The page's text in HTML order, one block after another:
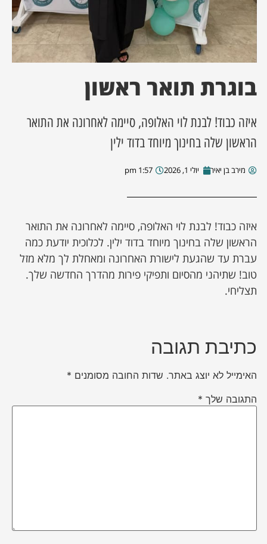
מסע מלחמה
השבוע
מקומית
עסקים
בוגרת תואר ראשון
איזה כבוד! לבנת לוי האלופה, סיימה לאחרונה את התואר
הראשון שלה בחינוך מיוחד בדוד ילין
מירב בן יאיר יולי 1, 2026 1:57 pm
איזה כבוד! לבנת לוי האלופה, סיימה לאחרונה את התואר
הראשון שלה בחינוך מיוחד בדוד ילין. לכלוכית יודעת כמה
עברת עד שהגעת לישורת האחרונה ומאחלת לך מלא מזל
טוב! שתיהני מהסיום ותפיקי פירות מהדרך החדשה שלך.
תצליחי.
כתיבת תגובה
האימייל לא יוצג באתר. שדות החובה מסומנים *
התגובה שלך *